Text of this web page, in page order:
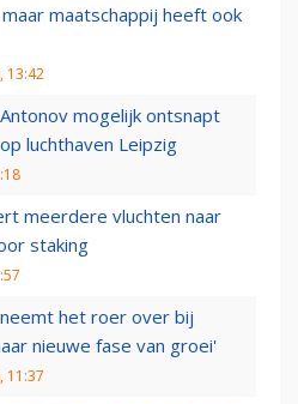
maatschappij heeft ook
13:42
mogelijk ontsnapt
luchthaven Leipzig
meerdere vluchten naar
staking
het roer over bij
nieuwe fase van groei'
11:37